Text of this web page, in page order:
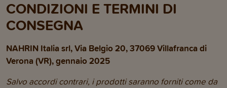
CONDIZIONI E TERMINI DI
CONSEGNA
NAHRIN Italia srl, Via Belgio 20, 37069 Villafranca di
Verona (VR), gennaio 2025
Salvo accordi contrari, i prodotti saranno forniti come da